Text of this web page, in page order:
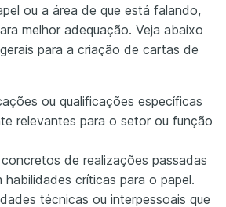
ou a área de que está falando,
melhor adequação. Veja abaixo
para a criação de cartas de
ou qualificações específicas
relevantes para o setor ou função
de realizações passadas
habilidades críticas para o papel.
técnicas ou interpessoais que